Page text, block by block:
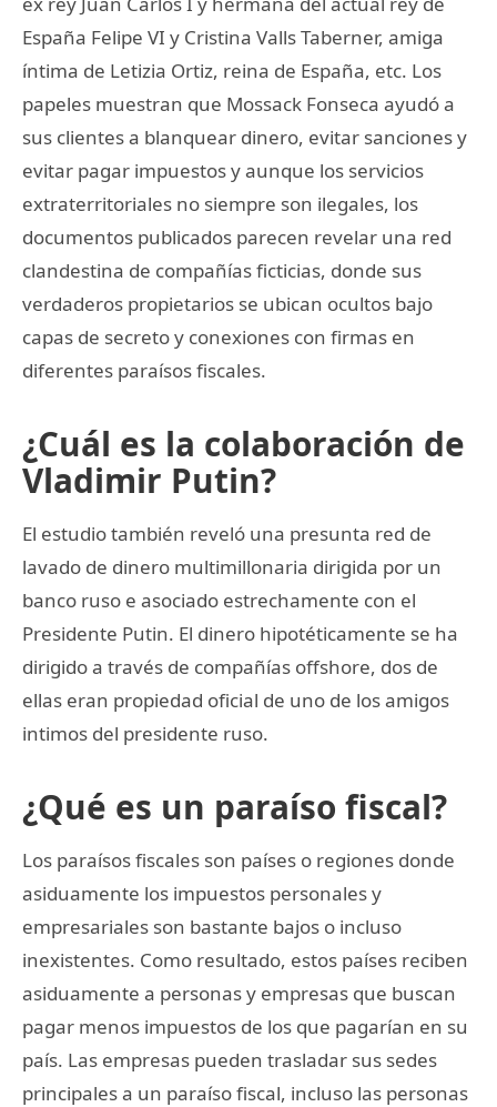
España Felipe VI y Cristina Valls Taberner, amiga
íntima de Letizia Ortiz, reina de España, etc. Los
papeles muestran que Mossack Fonseca ayudó a
sus clientes a blanquear dinero, evitar sanciones y
evitar pagar impuestos y aunque los servicios
extraterritoriales no siempre son ilegales, los
documentos publicados parecen revelar una red
clandestina de compañías ficticias, donde sus
verdaderos propietarios se ubican ocultos bajo
capas de secreto y conexiones con firmas en
diferentes paraísos fiscales.
¿Cuál es la colaboración de
Vladimir Putin?
El estudio también reveló una presunta red de
lavado de dinero multimillonaria dirigida por un
banco ruso e asociado estrechamente con el
Presidente Putin. El dinero hipotéticamente se ha
dirigido a través de compañías offshore, dos de
ellas eran propiedad oficial de uno de los amigos
intimos del presidente ruso.
¿Qué es un paraíso fiscal?
Los paraísos fiscales son países o regiones donde
asiduamente los impuestos personales y
empresariales son bastante bajos o incluso
inexistentes. Como resultado, estos países reciben
asiduamente a personas y empresas que buscan
pagar menos impuestos de los que pagarían en su
país. Las empresas pueden trasladar sus sedes
principales a un paraíso fiscal, incluso las personas